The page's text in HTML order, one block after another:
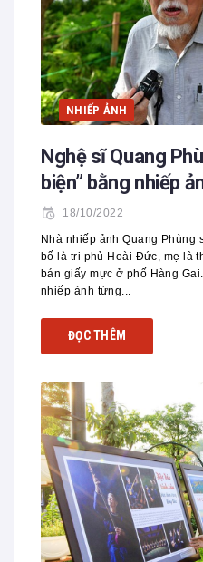
NHIẾP ẢNH
Nghệ sĩ Quang
biện” bằng nhiếp
18/10/2022
Nhà nhiếp ảnh Quang Phùng
bố là tri phủ Hoài Đức, mẹ là
bán giấy mực ở phố Hàng
nhiếp ảnh từng...
ĐỌC THÊM